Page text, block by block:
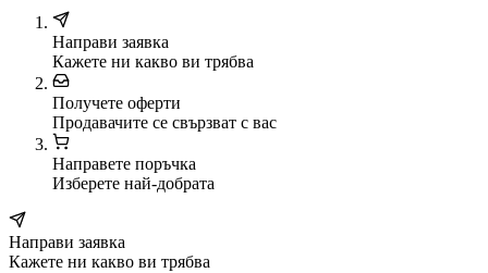
Направи заявка
Кажете ни какво ви трябва
Получете оферти
Продавачите се свързват с вас
Направете поръчка
Изберете най-добрата
Направи заявка
Кажете ни какво ви трябва